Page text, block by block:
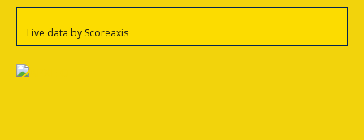
Live data by Scoreaxis